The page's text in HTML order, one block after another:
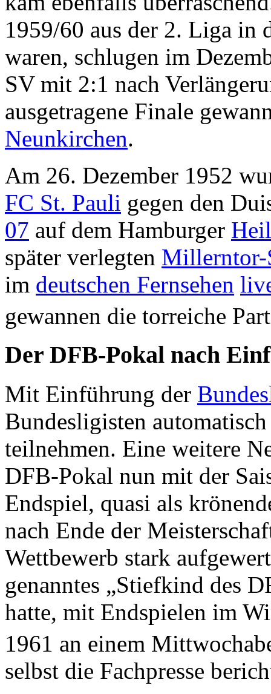
1959/60 aus der 2. Liga in
waren, schlugen im
SV mit 2:1 nach
ausgetragene Finale
Neunkirchen.
Am 26. Dezember 1952
FC St. Pauli gegen den
07 auf dem Hamburger
später verlegten Millerntor-
im deutschen Fernsehen
gewannen die torreiche
Der DFB-Pokal nach
Mit Einführung der
Bundesligisten
teilnehmen. Eine weitere
DFB-Pokal nun mit der
Endspiel, quasi als
nach Ende der
Wettbewerb stark
genanntes „Stiefkind des
hatte, mit Endspielen im
1961 an einem
selbst die Fachpresse